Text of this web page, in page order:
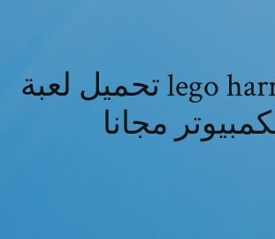
تحميل لعبة lego harry potter
مجانا